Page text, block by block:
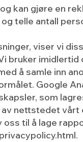
kan gjøre en
telle antall
viser vi
bruker
å samle inn
Google
som
nettstedet
oss til å lage